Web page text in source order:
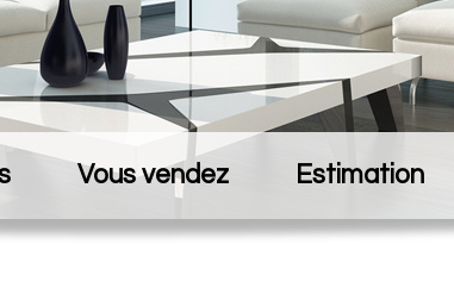
Vous vendez Estimation